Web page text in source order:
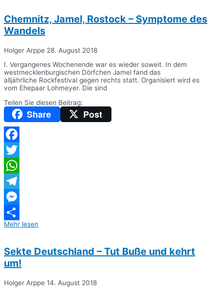
Chemnitz, Jamel, Rostock – Symptome des
Wandels
Holger Arppe 28. August 2018
I. Vergangenes Wochenende war es wieder soweit. In dem
westmecklenburgischen Dörfchen Jamel fand das
alljährliche Rockfestival gegen rechts statt. Organisiert wird es
vom Ehepaar Lohmeyer. Die sind
Teilen Sie diesen Beitrag:
Share Post
Facebook
Twitter
WhatsApp
Telegram
Messenger
Teilen
Mehr lesen
Sekte Deutschland – Tut Buße und kehrt
um!
Holger Arppe 14. August 2018